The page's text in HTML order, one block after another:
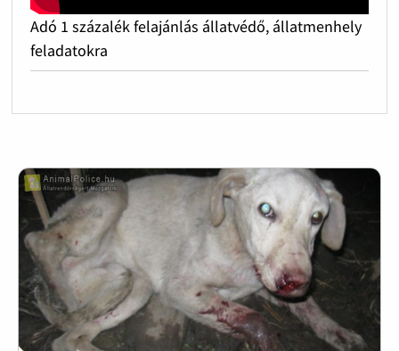
Adó 1 százalék felajánlás állatvédő, állatmenhely
feladatokra